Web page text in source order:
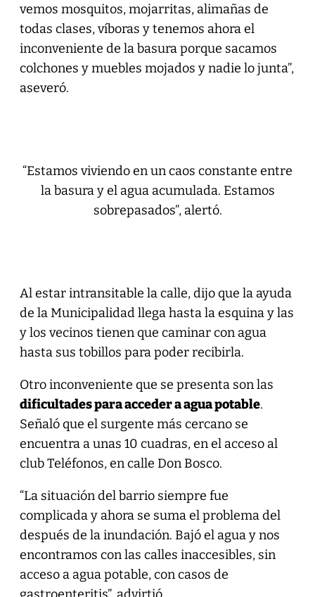
vemos mosquitos, mojarritas, alimañas de
todas clases, víboras y tenemos ahora el
inconveniente de la basura porque sacamos
colchones y muebles mojados y nadie lo junta”,
aseveró.
“Estamos viviendo en un caos constante entre
la basura y el agua acumulada. Estamos
sobrepasados”, alertó.
Al estar intransitable la calle, dijo que la ayuda
de la Municipalidad llega hasta la esquina y las
y los vecinos tienen que caminar con agua
hasta sus tobillos para poder recibirla.
Otro inconveniente que se presenta son las
dificultades para acceder a agua potable.
Señaló que el surgente más cercano se
encuentra a unas 10 cuadras, en el acceso al
club Teléfonos, en calle Don Bosco.
“La situación del barrio siempre fue
complicada y ahora se suma el problema del
después de la inundación. Bajó el agua y nos
encontramos con las calles inaccesibles, sin
acceso a agua potable, con casos de